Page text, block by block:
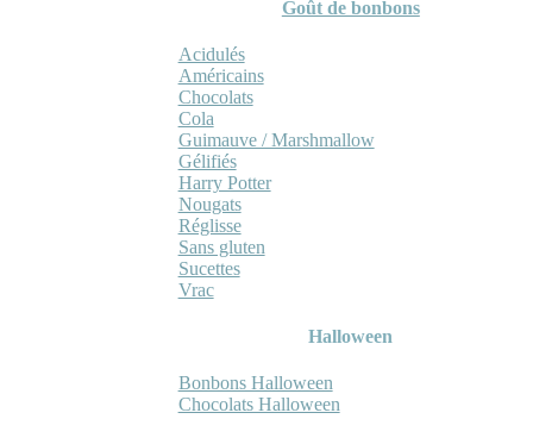
Goût de bonbons
Acidulés
Américains
Chocolats
Cola
Guimauve / Marshmallow
Gélifiés
Harry Potter
Nougats
Réglisse
Sans gluten
Sucettes
Vrac
Halloween
Bonbons Halloween
Chocolats Halloween